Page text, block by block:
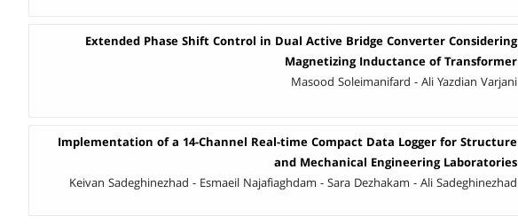
Extended Phase Shift Control in Dual Active Bridge Converter Considering
Magnetizing Inductance of Transformer
Masood Soleimanifard - Ali Yazdian Varjani
Implementation of a 14-Channel Real-time Compact Data Logger for Structure
and Mechanical Engineering Laboratories
Keivan Sadeghinezhad - Esmaeil Najafiaghdam - Sara Dezhakam - Ali Sadeghinezhad